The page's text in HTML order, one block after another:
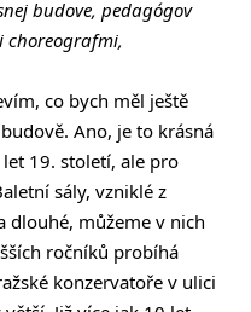
budove, pedagógov
choreografmi,
co bych měl ještě
Ano, je to krásná
19. století, ale pro
sály, vzniklé z
dlouhé, můžeme v nich
ročníků probíhá
konzervatoře v ulici